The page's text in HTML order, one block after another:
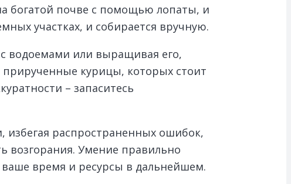
богатой почве с помощью лопаты, и
участках, и собирается вручную.
водоемами или выращивая его,
прирученные курицы, которых стоит
– запаситесь
избегая распространенных ошибок,
возгорания. Умение правильно
ваше время и ресурсы в дальнейшем.